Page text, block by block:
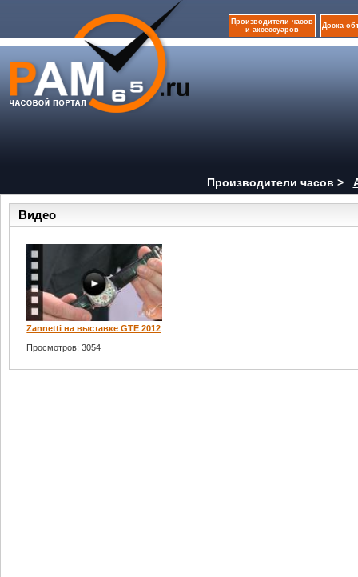
Производители часов
и аксессуаров
Доска
Производители часов >
Видео
Zannetti на выставке GTE 2012
Просмотров: 3054